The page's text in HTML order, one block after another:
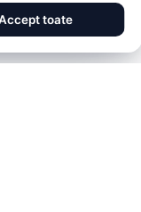
toate